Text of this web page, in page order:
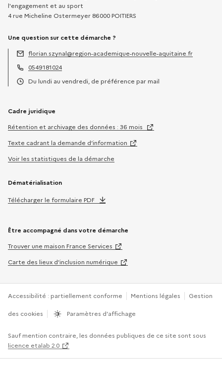
l'engagement et au sport
4 rue Micheline Ostermeyer 86000 POITIERS
Une question sur cette démarche ?
Adresse électronique :
florian.szynal@region-academique-nouvelle-aquitaine.fr
Téléphone :
0549181024
Du lundi au vendredi, de préférence par mail
Cadre juridique
Rétention et archivage des données : 36 mois
Texte cadrant la demande d’information
Voir les statistiques de la démarche
Dématérialisation
Télécharger le formulaire PDF
Être accompagné dans votre démarche
Trouver une maison France Services
Carte des lieux d’inclusion numérique
Accessibilité : partiellement conforme Mentions légales Gestion
des cookies Paramètres d’affichage
Sauf mention contraire, les données publiques de ce site sont sous
licence etalab 2.0